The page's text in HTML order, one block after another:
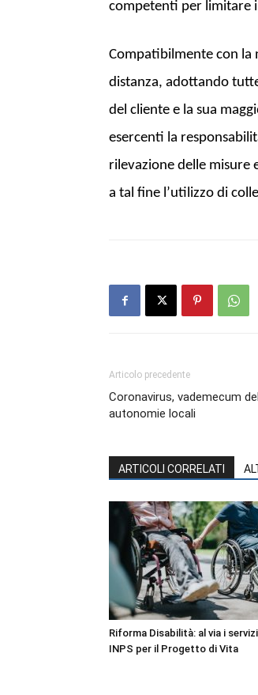
competenti per limitare
Compatibilmente con la
distanza, adottando
del cliente e la sua
esercenti la
rilevazione delle misure
a tal fine l’utilizzo di
Articolo precedente
Coronavirus, vademecum
autonomie locali
ARTICOLI CORRELATI
Riforma Disabilità: al via i servizi
INPS per il Progetto di Vita